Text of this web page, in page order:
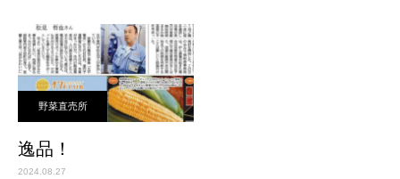
野菜直売所
逸品！
2024.08.27